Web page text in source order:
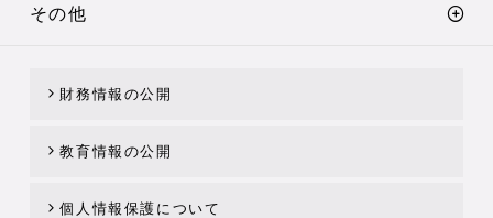
その他
財務情報の公開
教育情報の公開
個人情報保護について